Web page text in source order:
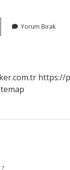
Yorum Bırak
https://